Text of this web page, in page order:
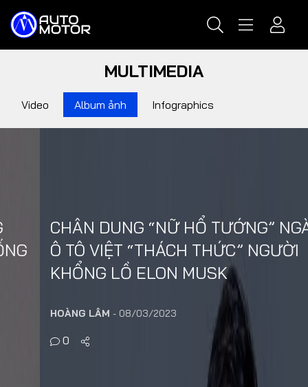
MULTIMEDIA
Video Album ảnh Infographics
CHÂN DUNG “NỮ HỔ TƯỚNG” NGÀNH
Ô TÔ VIỆT “THÁCH THỨC” NGƯỜI
KHỔNG LỒ ELON MUSK
HOÀNG LÂM-08/03/2023